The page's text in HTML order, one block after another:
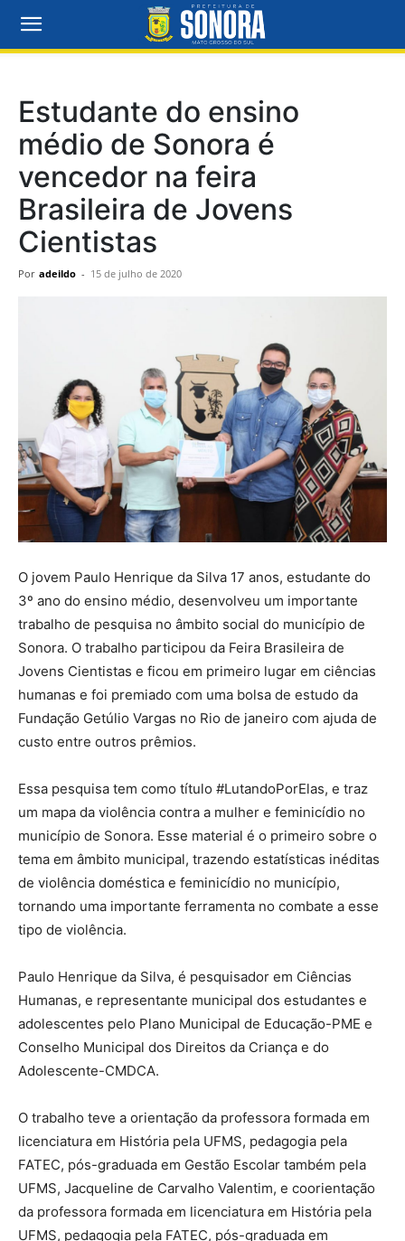
Estudante do ensino
médio de Sonora é
vencedor na feira
Brasileira de Jovens
Cientistas
Por adeildo - 15 de julho de 2020
O jovem Paulo Henrique da Silva 17 anos, estudante do
3º ano do ensino médio, desenvolveu um importante
trabalho de pesquisa no âmbito social do município de
Sonora. O trabalho participou da Feira Brasileira de
Jovens Cientistas e ficou em primeiro lugar em ciências
humanas e foi premiado com uma bolsa de estudo da
Fundação Getúlio Vargas no Rio de janeiro com ajuda de
custo entre outros prêmios.
Essa pesquisa tem como título #LutandoPorElas, e traz
um mapa da violência contra a mulher e feminicídio no
município de Sonora. Esse material é o primeiro sobre o
tema em âmbito municipal, trazendo estatísticas inéditas
de violência doméstica e feminicídio no município,
tornando uma importante ferramenta no combate a esse
tipo de violência.
Paulo Henrique da Silva, é pesquisador em Ciências
Humanas, e representante municipal dos estudantes e
adolescentes pelo Plano Municipal de Educação-PME e
Conselho Municipal dos Direitos da Criança e do
Adolescente-CMDCA.
O trabalho teve a orientação da professora formada em
licenciatura em História pela UFMS, pedagogia pela
FATEC, pós-graduada em Gestão Escolar também pela
UFMS, Jacqueline de Carvalho Valentim, e coorientação
da professora formada em licenciatura em História pela
UFMS, pedagogia pela FATEC, pós-graduada em